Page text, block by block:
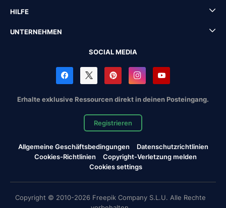
HILFE
UNTERNEHMEN
SOCIAL MEDIA
Erhalte exklusive Ressourcen direkt in deinen Posteingang.
Registrieren
Allgemeine Geschäftsbedingungen
Datenschutzrichtlinien
Cookies-Richtlinien
Copyright-Verletzung melden
Cookies settings
Copyright © 2010-2026 Freepik Company S.L.U. Alle Rechte